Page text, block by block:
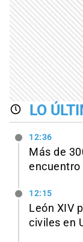
LO
12:36
Más de
encuentro
12:15
León XIV
civiles en